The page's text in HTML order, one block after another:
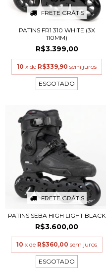
FRETE GRÁTIS
PATINS FR1 310 WHITE (3X
110MM)
R$3.399,00
10 x de R$339,90 sem juros
ESGOTADO
FRETE GRÁTIS
PATINS SEBA HIGH LIGHT BLACK
R$3.600,00
10 x de R$360,00 sem juros
ESGOTADO